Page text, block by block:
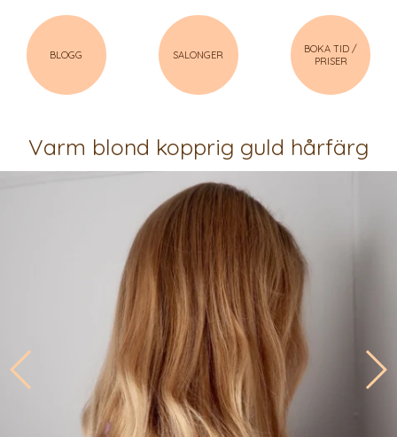
BLOGG SALONGER
BOKA TID /
PRISER
Varm blond kopprig guld hårfärg